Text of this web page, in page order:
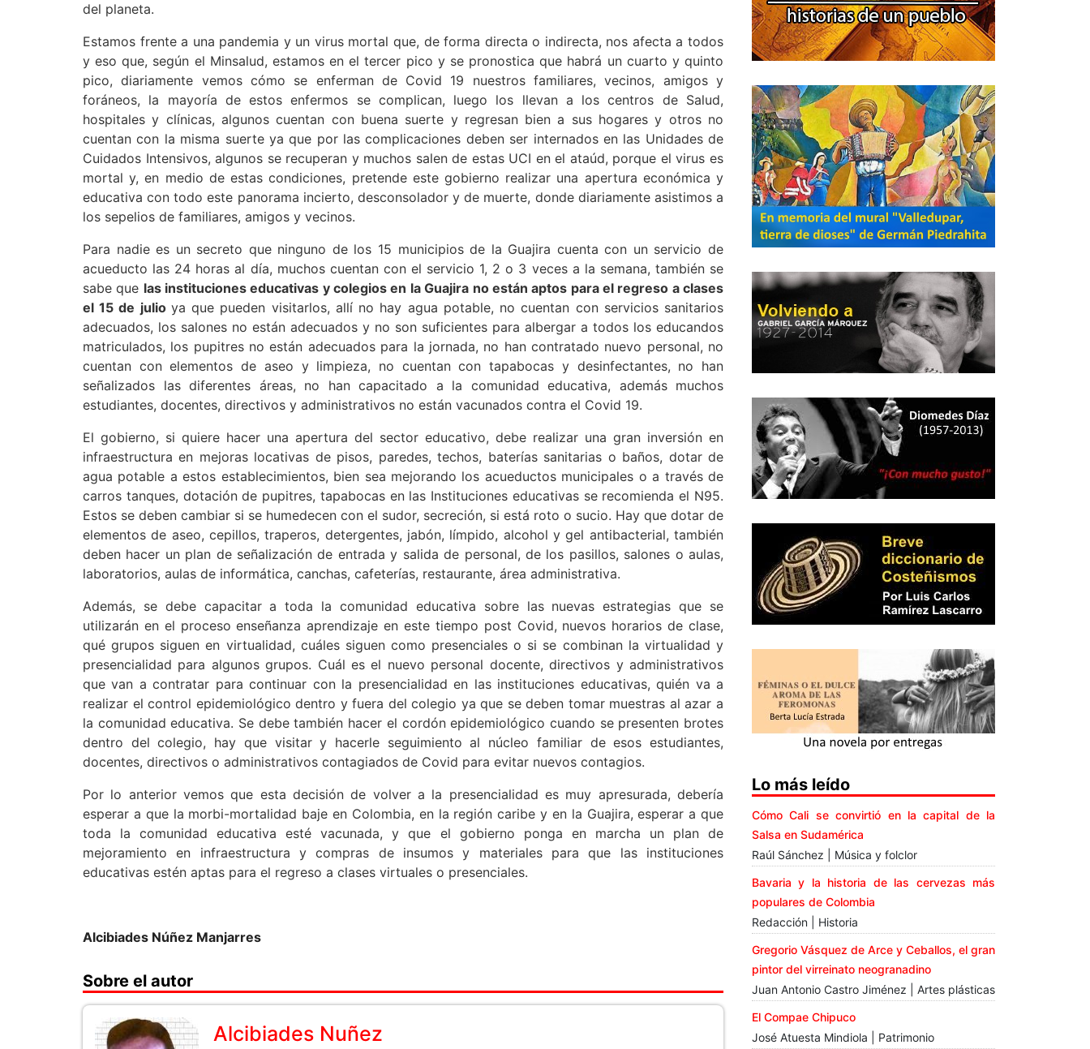
del planeta.
Estamos frente a una pandemia y un virus mortal que, de forma directa o indirecta, nos afecta a todos
y eso que, según el Minsalud, estamos en el tercer pico y se pronostica que habrá un cuarto y quinto
pico, diariamente vemos cómo se enferman de Covid 19 nuestros familiares, vecinos, amigos y
foráneos, la mayoría de estos enfermos se complican, luego los llevan a los centros de Salud,
hospitales y clínicas, algunos cuentan con buena suerte y regresan bien a sus hogares y otros no
cuentan con la misma suerte ya que por las complicaciones deben ser internados en las Unidades de
Cuidados Intensivos, algunos se recuperan y muchos salen de estas UCI en el ataúd, porque el virus es
mortal y, en medio de estas condiciones, pretende este gobierno realizar una apertura económica y
educativa con todo este panorama incierto, desconsolador y de muerte, donde diariamente asistimos a
los sepelios de familiares, amigos y vecinos.
Para nadie es un secreto que ninguno de los 15 municipios de la Guajira cuenta con un servicio de
acueducto las 24 horas al día, muchos cuentan con el servicio 1, 2 o 3 veces a la semana, también se
sabe que las instituciones educativas y colegios en la Guajira no están aptos para el regreso a clases
el 15 de julio ya que pueden visitarlos, allí no hay agua potable, no cuentan con servicios sanitarios
adecuados, los salones no están adecuados y no son suficientes para albergar a todos los educandos
matriculados, los pupitres no están adecuados para la jornada, no han contratado nuevo personal, no
cuentan con elementos de aseo y limpieza, no cuentan con tapabocas y desinfectantes, no han
señalizados las diferentes áreas, no han capacitado a la comunidad educativa, además muchos
estudiantes, docentes, directivos y administrativos no están vacunados contra el Covid 19.
El gobierno, si quiere hacer una apertura del sector educativo, debe realizar una gran inversión en
infraestructura en mejoras locativas de pisos, paredes, techos, baterías sanitarias o baños, dotar de
agua potable a estos establecimientos, bien sea mejorando los acueductos municipales o a través de
carros tanques, dotación de pupitres, tapabocas en las Instituciones educativas se recomienda el N95.
Estos se deben cambiar si se humedecen con el sudor, secreción, si está roto o sucio. Hay que dotar de
elementos de aseo, cepillos, traperos, detergentes, jabón, límpido, alcohol y gel antibacterial, también
deben hacer un plan de señalización de entrada y salida de personal, de los pasillos, salones o aulas,
laboratorios, aulas de informática, canchas, cafeterías, restaurante, área administrativa.
Además, se debe capacitar a toda la comunidad educativa sobre las nuevas estrategias que se
utilizarán en el proceso enseñanza aprendizaje en este tiempo post Covid, nuevos horarios de clase,
qué grupos siguen en virtualidad, cuáles siguen como presenciales o si se combinan la virtualidad y
presencialidad para algunos grupos. Cuál es el nuevo personal docente, directivos y administrativos
que van a contratar para continuar con la presencialidad en las instituciones educativas, quién va a
realizar el control epidemiológico dentro y fuera del colegio ya que se deben tomar muestras al azar a
la comunidad educativa. Se debe también hacer el cordón epidemiológico cuando se presenten brotes
dentro del colegio, hay que visitar y hacerle seguimiento al núcleo familiar de esos estudiantes,
docentes, directivos o administrativos contagiados de Covid para evitar nuevos contagios.
Por lo anterior vemos que esta decisión de volver a la presencialidad es muy apresurada, debería
esperar a que la morbi-mortalidad baje en Colombia, en la región caribe y en la Guajira, esperar a que
toda la comunidad educativa esté vacunada, y que el gobierno ponga en marcha un plan de
mejoramiento en infraestructura y compras de insumos y materiales para que las instituciones
educativas estén aptas para el regreso a clases virtuales o presenciales.
Alcibiades Núñez Manjarres
Sobre el autor
Alcibiades Nuñez
Lo más leído
Cómo Cali se convirtió en la capital de la
Salsa en Sudamérica
Raúl Sánchez | Música y folclor
Bavaria y la historia de las cervezas más
populares de Colombia
Redacción | Historia
Gregorio Vásquez de Arce y Ceballos, el gran
pintor del virreinato neogranadino
Juan Antonio Castro Jiménez | Artes plásticas
El Compae Chipuco
José Atuesta Mindiola | Patrimonio